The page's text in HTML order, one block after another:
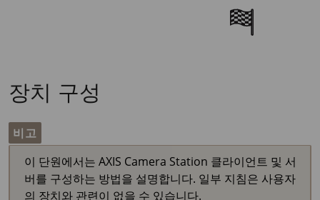
장치 구성
비고
이 단원에서는 AXIS Camera Station 클라이언트 및 서
버를 구성하는 방법을 설명합니다. 일부 지침은 사용자
의 장치와 관련이 없을 수 있습니다.